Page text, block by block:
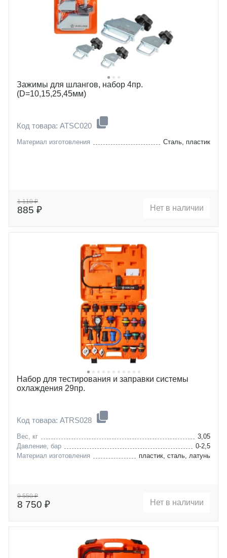
Зажимы для шлангов, набор 4пр.
(D=10,15,25,45мм)
Код товара: ATSC020
Материал изготовления Сталь, пластик
1 110 ₽
885 ₽ Нет в наличии
Набор для тестирования и заправки системы
охлаждения 29пр.
Код товара: ATRS028
Вес, кг
3,05
Давление, бар
0-2,5
Материал изготовления
пластик, сталь, латунь
9 550 ₽
8 750 ₽ Нет в наличии